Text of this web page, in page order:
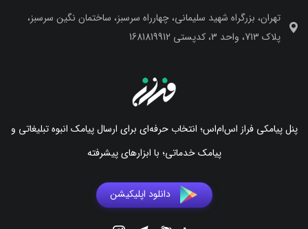
تهران، بزرگراه شهید سلیمانی، چهارراه سرسبز، ساختمان نگین سرسبز،
پلاک 713، واحد 3، کدپستی 1681819912
پنل پیامکی فراز اس‌ام‌اس؛ انتخاب حرفه‌ای برای ارسال پیامک انبوه تبلیغاتی و
پیامک خدماتی؛ با ابزارهای پیشرفته
دانلود اپلیکیشن